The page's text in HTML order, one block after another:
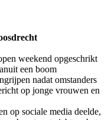
weekend opgeschrikt
een boom
nadat omstanders
op jonge vrouwen en
op sociale media deelde,